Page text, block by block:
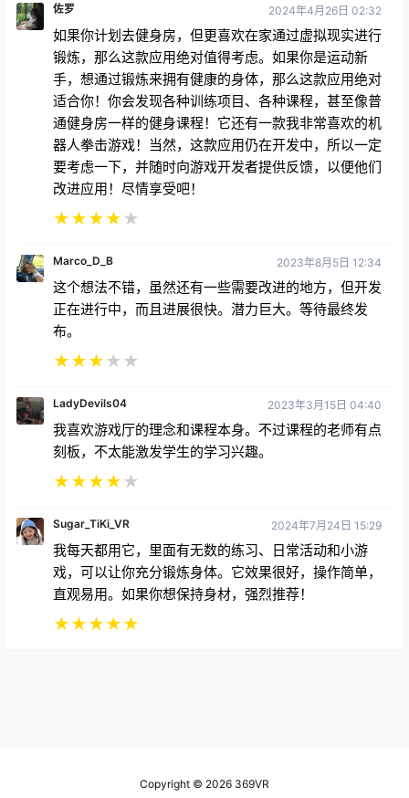
佐罗 2024年4月26日 02:32
如果你计划去健身房，但更喜欢在家通过虚拟现实进行
锻炼，那么这款应用绝对值得考虑。如果你是运动新
手，想通过锻炼来拥有健康的身体，那么这款应用绝对
适合你！你会发现各种训练项目、各种课程，甚至像普
通健身房一样的健身课程！它还有一款我非常喜欢的机
器人拳击游戏！当然，这款应用仍在开发中，所以一定
要考虑一下，并随时向游戏开发者提供反馈，以便他们
改进应用！尽情享受吧！
★★★★★
Marco_D_B 2023年8月5日 12:34
这个想法不错，虽然还有一些需要改进的地方，但开发
正在进行中，而且进展很快。潜力巨大。等待最终发
布。
★★★★ ★
LadyDevils04 2023年3月15日 04:40
我喜欢游戏厅的理念和课程本身。不过课程的老师有点
刻板，不太能激发学生的学习兴趣。
★★★★★
Sugar_TiKi_VR 2024年7月24日 15:29
我每天都用它，里面有无数的练习、日常活动和小游
戏，可以让你充分锻炼身体。它效果很好，操作简单，
直观易用。如果你想保持身材，强烈推荐！
★★★★★
Copyright © 2026 369VR